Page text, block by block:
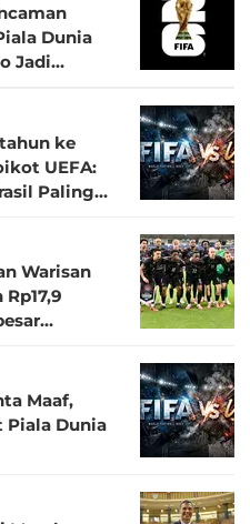
Dunia
Jadi
ke
UEFA:
Paling
Warisan
Maaf,
Piala Dunia